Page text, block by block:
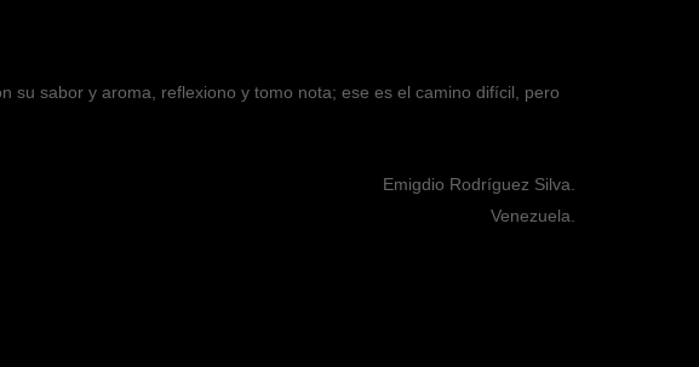
su sabor y aroma, reflexiono y tomo nota; ese es el camino difícil, pero
Emigdio Rodríguez Silva.
Venezuela.